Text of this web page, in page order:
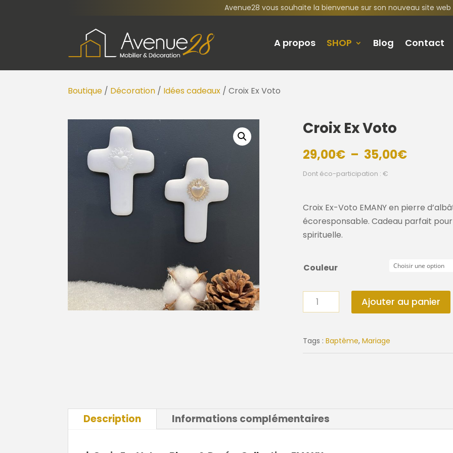
Avenue28 vous souhaite la bienvenue sur son nouveau site web
A propos SHOP Blog Contact
Boutique / Décoration / Idées cadeaux / Croix Ex Voto
Croix Ex Voto
29,00€ – 35,00€Plage
à
35,00€
Dont éco-participation : €
Croix Ex-Voto EMANY en pierre
écoresponsable. Cadeau parfait
spirituelle.
Couleur
quantité
de
Ex
Voto
Ajouter au panier
Tags : Baptême, Mariage
Description Informations complémentaires